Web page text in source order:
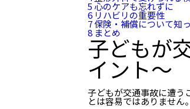
5 心のケアも忘れずに
6 リハビリの重要性
7 保険・補償について知
8 まとめ
子どもが
イント〜
子どもが交通事故に遭う
とは容易ではありません